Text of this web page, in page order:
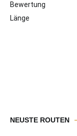
Bewertung
Länge
NEUSTE ROUTEN